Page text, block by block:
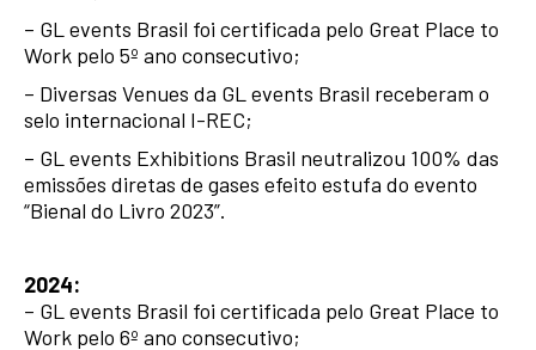
– GL events Brasil foi certificada pelo Great Place to
Work pelo 5º ano consecutivo;
– Diversas Venues da GL events Brasil receberam o
selo internacional I-REC;
– GL events Exhibitions Brasil neutralizou 100% das
emissões diretas de gases efeito estufa do evento
“Bienal do Livro 2023”.
2024:
– GL events Brasil foi certificada pelo Great Place to
Work pelo 6º ano consecutivo;